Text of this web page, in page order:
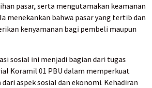
pasar, serta mengutamakan keamanan
menekankan bahwa pasar yang tertib dan
kenyamanan bagi pembeli maupun
sosial ini menjadi bagian dari tugas
Koramil 01 PBU dalam memperkuat
aspek sosial dan ekonomi. Kehadiran